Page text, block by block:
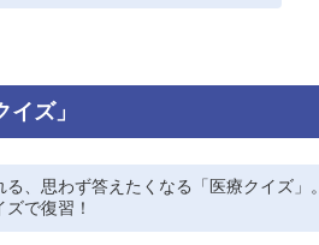
ズ」
、思わず答えたくなる「医療クイズ」。
で復習！